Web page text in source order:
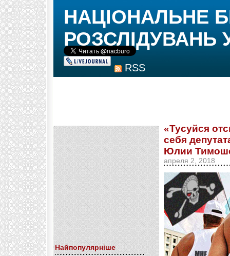
RSS
НАЦІОНАЛЬНЕ
РОЗСЛІДУВАНЬ
Найпопулярніше
«Тусуйся
себя
Юлии
апреля 2, 2018